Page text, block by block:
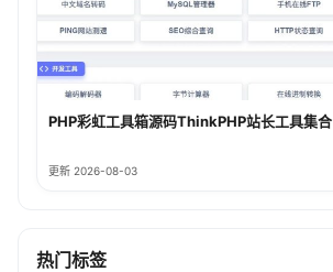
PHP彩虹工具箱源码ThinkPHP站长工具集合
更新 2026-08-03
热门标签